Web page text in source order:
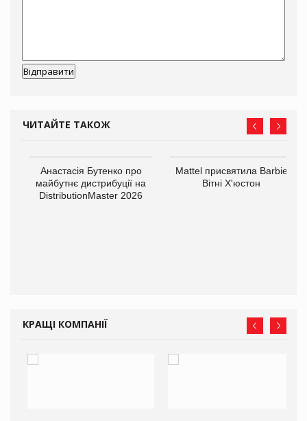
ЧИТАЙТЕ ТАКОЖ
Анастасія Бутенко про
майбутнє дистрибуції на
DistributionMaster 2026
Mattel присвятила Barbie
Вітні Х'юстон
КРАЩІ КОМПАНІЇ